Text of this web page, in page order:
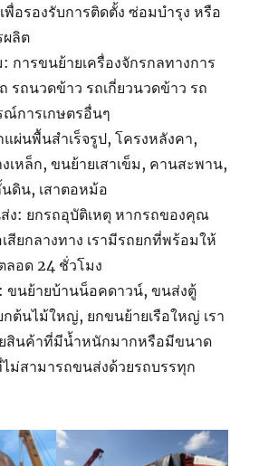
อรองรับการติดตั้ง ซ่อมบำรุง หรือ
ผลิต
การขนย้ายเครื่องจักรกลทางการ
รถนวดข้าว รถเกี่ยวนวดข้าว รถ
การเกษตรอื่นๆ
ผ่นพื้นสำเร็จรูป, โครงหลังคา,
เหล็ก, ขนย้ายเสาเข็ม, คานสะพาน,
ดิน, เสาตอหม้อ
ง: ยกรถอุบัติเหตุ หากรถของคุณ
สียกลางทาง เรามีรถยกที่พร้อมให้
ลอด 24 ชั่วโมง
ขนย้ายบ้านน็อคดาวน์, ขนส่งตู้
กต้นไม้ใหญ่, ยกขนย้ายเรือใหญ่ เรา
สินค้าที่มีน้ำหนักมากหรือมีขนาด
ม่สามารถขนส่งด้วยรถบรรทุก